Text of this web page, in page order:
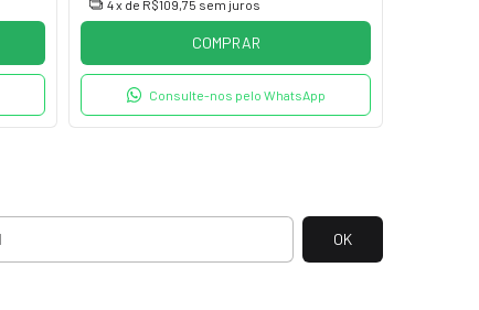
4x de R$109,75 sem juros
COMPRAR
Consulte-nos pelo WhatsApp